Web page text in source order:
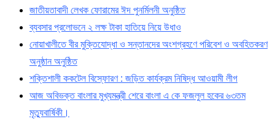
জাতীয়তাবাদী লেখক ফোরামের ঈদ পুনর্মিলনী অনুষ্ঠিত
ব্যবসার প্রলোভনে ২ লক্ষ টাকা হাতিয়ে নিয়ে উধাও
নোয়াখালীতে বীর মুক্তিযোদ্ধা ও সন্তানদের অংশগ্রহণে পরিবেশ ও অবহিতকরণ
অনুষ্ঠান অনুষ্ঠিত
শক্তিশালী ককটেল বিস্ফোরণ : জড়িত কার্যক্রম নিষিদ্ধ আওয়ামী লীগ
আজ অবিভক্ত বাংলার মুখ্যমন্ত্রী শেরে বাংলা এ কে ফজলুল হকের ৬৩তম
মৃত্যুবার্ষিকী।